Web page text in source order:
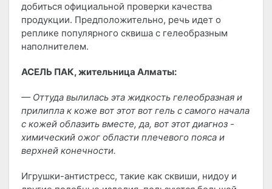
добиться официальной проверки качества
продукции. Предположительно, речь идет о
реплике популярного сквиша с гелеобразным
наполнителем.
АСЕЛЬ ПАК, жительница Алматы:
— Оттуда вылилась эта жидкость гелеобразная и
прилипла к коже вот этот вот гель с самого начала
с кожей облазить вместе, да, вот этот диагноз -
химический ожог области плечевого пояса и
верхней конечности.
Игрушки-антистресс, такие как сквиши, нидоу и